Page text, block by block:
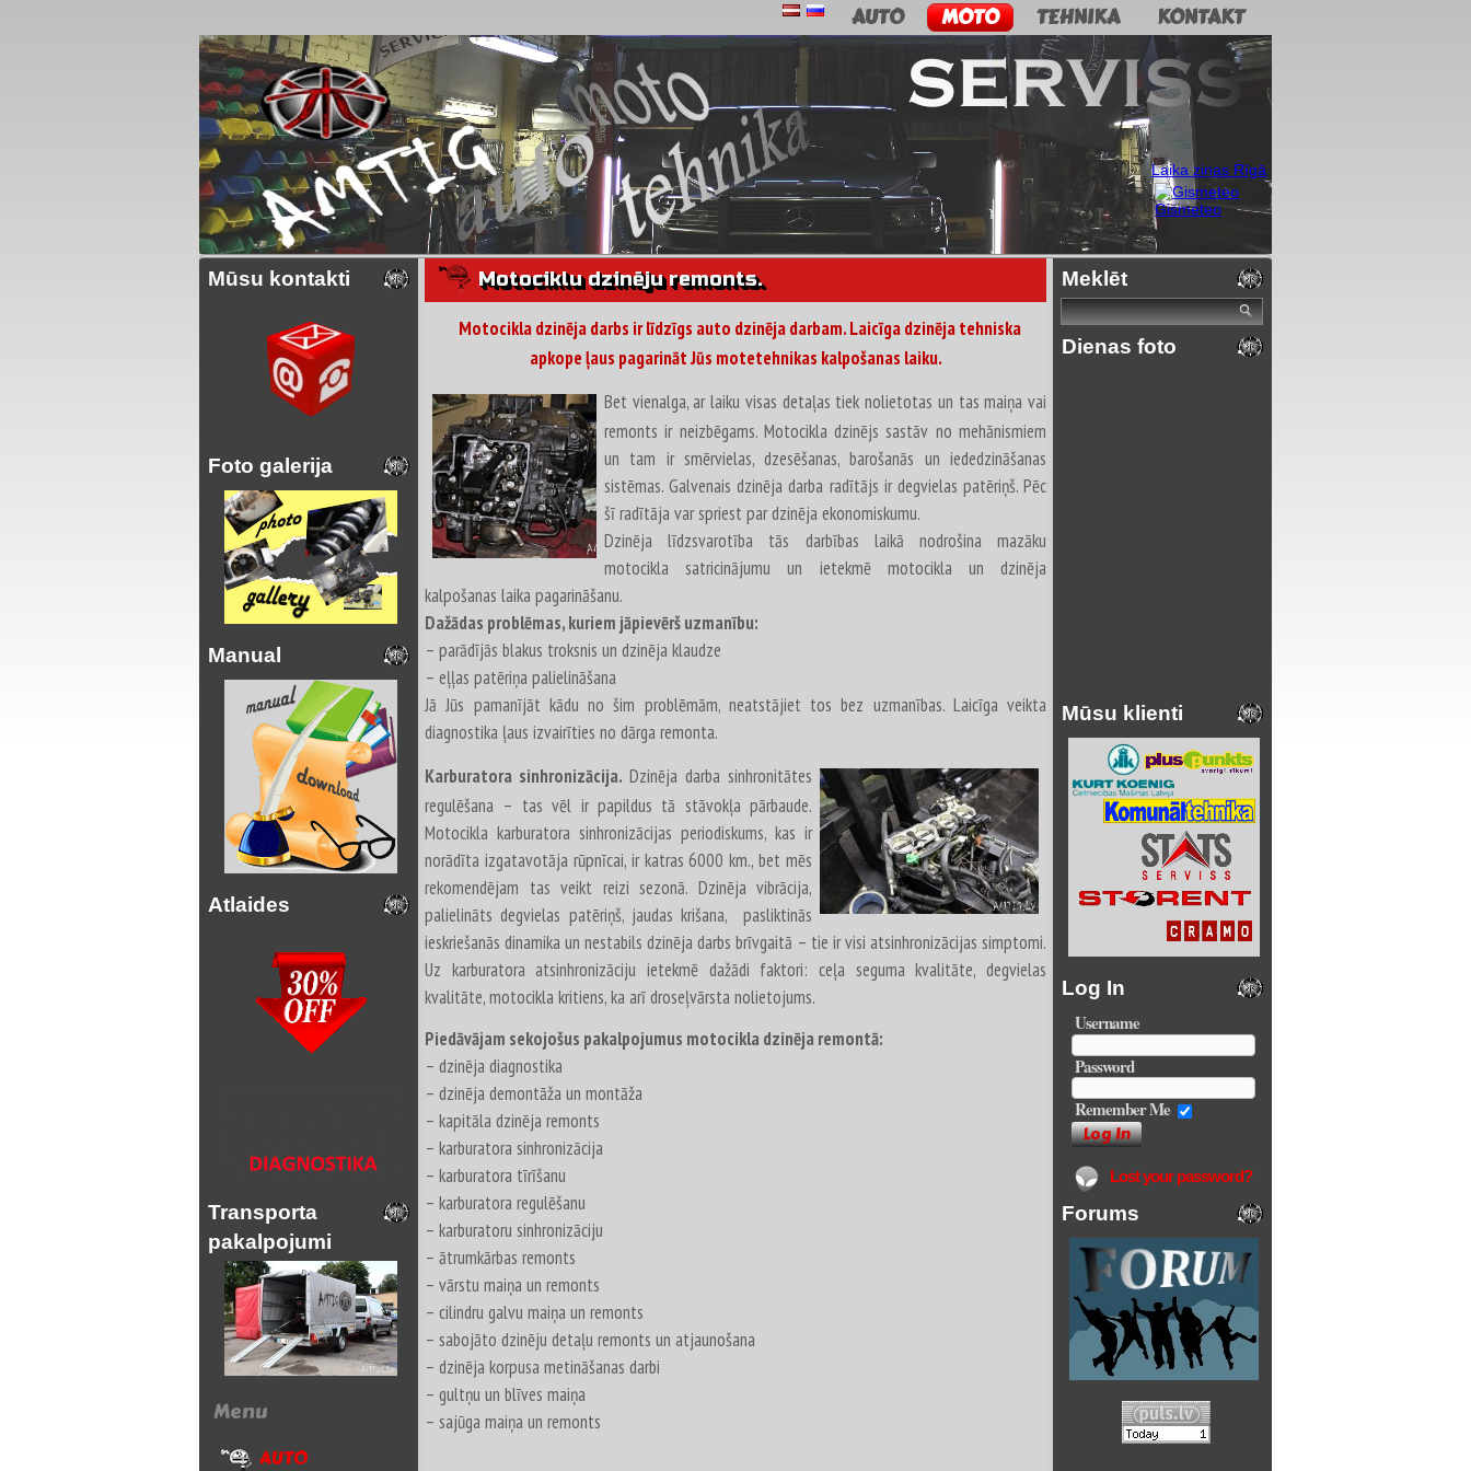
AUTO MOTO TEHNIKA KONTAKT
Laika ziņas Rīgā
Gismeteo
Mūsu kontakti
Foto galerija
Manual
Atlaides
Transporta
pakalpojumi
Menu
AUTO
Motociklu dzinēju remonts.
Motocikla dzinēja darbs ir līdzīgs auto dzinēja darbam. Laicīga dzinēja tehniska
apkope ļaus pagarināt Jūs motetehnikas kalpošanas laiku.
Bet vienalga, ar laiku visas detaļas tiek nolietotas un tas maiņa vai
remonts ir neizbēgams. Motocikla dzinējs sastāv no mehānismiem
un tam ir smērvielas, dzesēšanas, barošanās un iededzināšanas
sistēmas. Galvenais dzinēja darba radītājs ir degvielas patēriņš. Pēc
šī radītāja var spriest par dzinēja ekonomiskumu.
Dzinēja līdzsvarotība tās darbības laikā nodrošina mazāku
motocikla satricinājumu un ietekmē motocikla un dzinēja
kalpošanas laika pagarināšanu.
Dažādas problēmas, kuriem jāpievērš uzmanību:
– parādījās blakus troksnis un dzinēja klaudze
– eļļas patēriņa palielināšana
Jā Jūs pamanījāt kādu no šim problēmām, neatstājiet tos bez uzmanības. Laicīga veikta
diagnostika ļaus izvairīties no dārga remonta.
Karburatora sinhronizācija. Dzinēja darba sinhronitātes
regulēšana – tas vēl ir papildus tā stāvokļa pārbaude.
Motocikla karburatora sinhronizācijas periodiskums, kas ir
norādīta izgatavotāja rūpnīcai, ir katras 6000 km., bet mēs
rekomendējam tas veikt reizi sezonā. Dzinēja vibrācija,
palielināts degvielas patēriņš, jaudas krišana, pasliktinās
ieskriešanās dinamika un nestabils dzinēja darbs brīvgaitā – tie ir visi atsinhronizācijas simptomi.
Uz karburatora atsinhronizāciju ietekmē dažādi faktori: ceļa seguma kvalitāte, degvielas
kvalitāte, motocikla kritiens, ka arī droseļvārsta nolietojums.
Piedāvājam sekojošus pakalpojumus motocikla dzinēja remontā:
– dzinēja diagnostika
– dzinēja demontāža un montāža
– kapitāla dzinēja remonts
– karburatora sinhronizācija
– karburatora tīrīšanu
– karburatora regulēšanu
– karburatoru sinhronizāciju
– ātrumkārbas remonts
– vārstu maiņa un remonts
– cilindru galvu maiņa un remonts
– sabojāto dzinēju detaļu remonts un atjaunošana
– dzinēja korpusa metināšanas darbi
– gultņu un blīves maiņa
– sajūga maiņa un remonts
Meklēt
Dienas foto
Mūsu klienti
Log In
Username
Password
Remember Me
Lost your password?
Forums